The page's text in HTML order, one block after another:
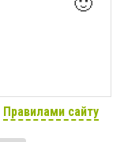
Правилами сайту